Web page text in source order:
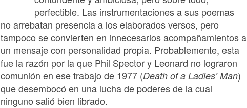
perfectible. Las instrumentaciones a sus poemas
no arrebatan presencia a los elaborados versos, pero
tampoco se convierten en innecesarios acompañamientos a
un mensaje con personalidad propia. Probablemente, esta
fue la razón por la que Phil Spector y Leonard no lograron
comunión en ese trabajo de 1977 (Death of a Ladies’ Man)
que desembocó en una lucha de poderes de la cual
ninguno salió bien librado.